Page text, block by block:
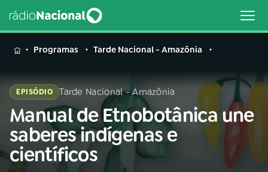
MENU
Buscar
na
Rádio
Nacional
Buscar
Programas Tarde Nacional - Amazônia
EPISÓDIO Tarde Nacional - Amazônia
Manual de Etnobotânica une
saberes indígenas e
científicos